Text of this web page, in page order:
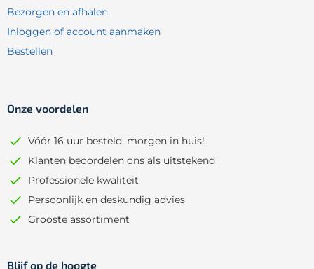
Bezorgen en afhalen
Inloggen of account aanmaken
Bestellen
Onze voordelen
Vóór 16 uur besteld, morgen in huis!
Klanten beoordelen ons als uitstekend
Professionele kwaliteit
Persoonlijk en deskundig advies
Grooste assortiment
Blijf op de hoogte